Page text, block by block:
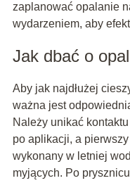
zaplanować opalanie
wydarzeniem, aby
Jak dbać o
Aby jak najdłużej
ważna jest
Należy unikać
po aplikacji, a
wykonany w letniej
myjących. Po